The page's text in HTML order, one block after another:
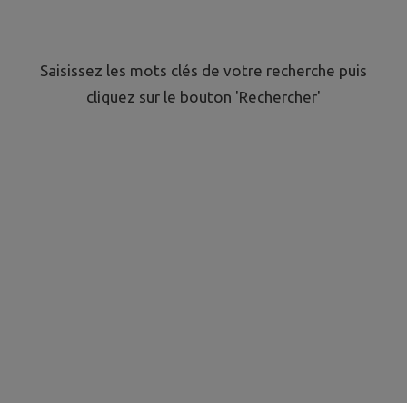
Saisissez les mots clés de votre recherche puis
cliquez sur le bouton 'Rechercher'